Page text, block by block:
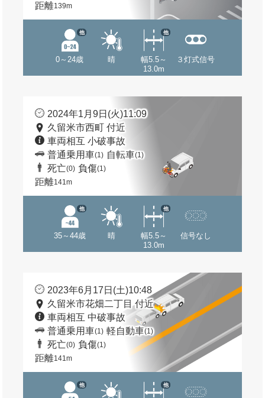
距離139m
0～24歳
他
晴
幅5.5～
13.0m
他
３灯式信号
2024年1月9日(火)11:09
久留米市西町 付近
車両相互 小破事故
普通乗用車(1) 自転車(1)
死亡(0) 負傷(1)
距離141m
35～44歳
他
晴
幅5.5～
13.0m
他
信号なし
2023年6月17日(土)10:48
久留米市花畑二丁目 付近
車両相互 中破事故
普通乗用車(1) 軽自動車(1)
死亡(0) 負傷(1)
距離141m
他 他